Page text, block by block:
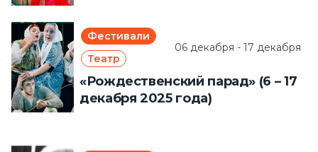
(6 – 7 декабря 2025 года).
Фестивали
Театр
06 декабря - 17 декабря
«Рождественский парад» (6 – 17
декабря 2025 года)